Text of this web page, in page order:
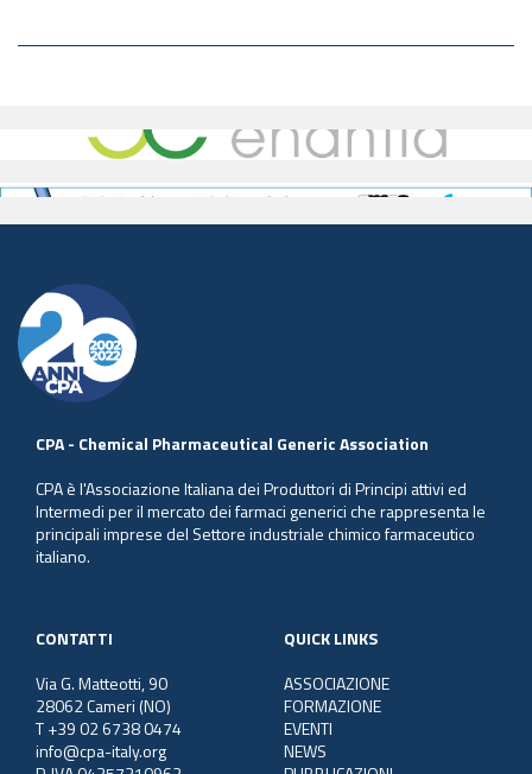
CPA - Chemical Pharmaceutical Generic Association
CPA è l'Associazione Italiana dei Produttori di Principi attivi ed
Intermedi per il mercato dei farmaci generici che rappresenta le
principali imprese del Settore industriale chimico farmaceutico
italiano.
CONTATTI
Via G. Matteotti, 90
28062 Cameri (NO)
T +39 02 6738 0474
info@cpa-italy.org
QUICK LINKS
ASSOCIAZIONE
FORMAZIONE
EVENTI
NEWS